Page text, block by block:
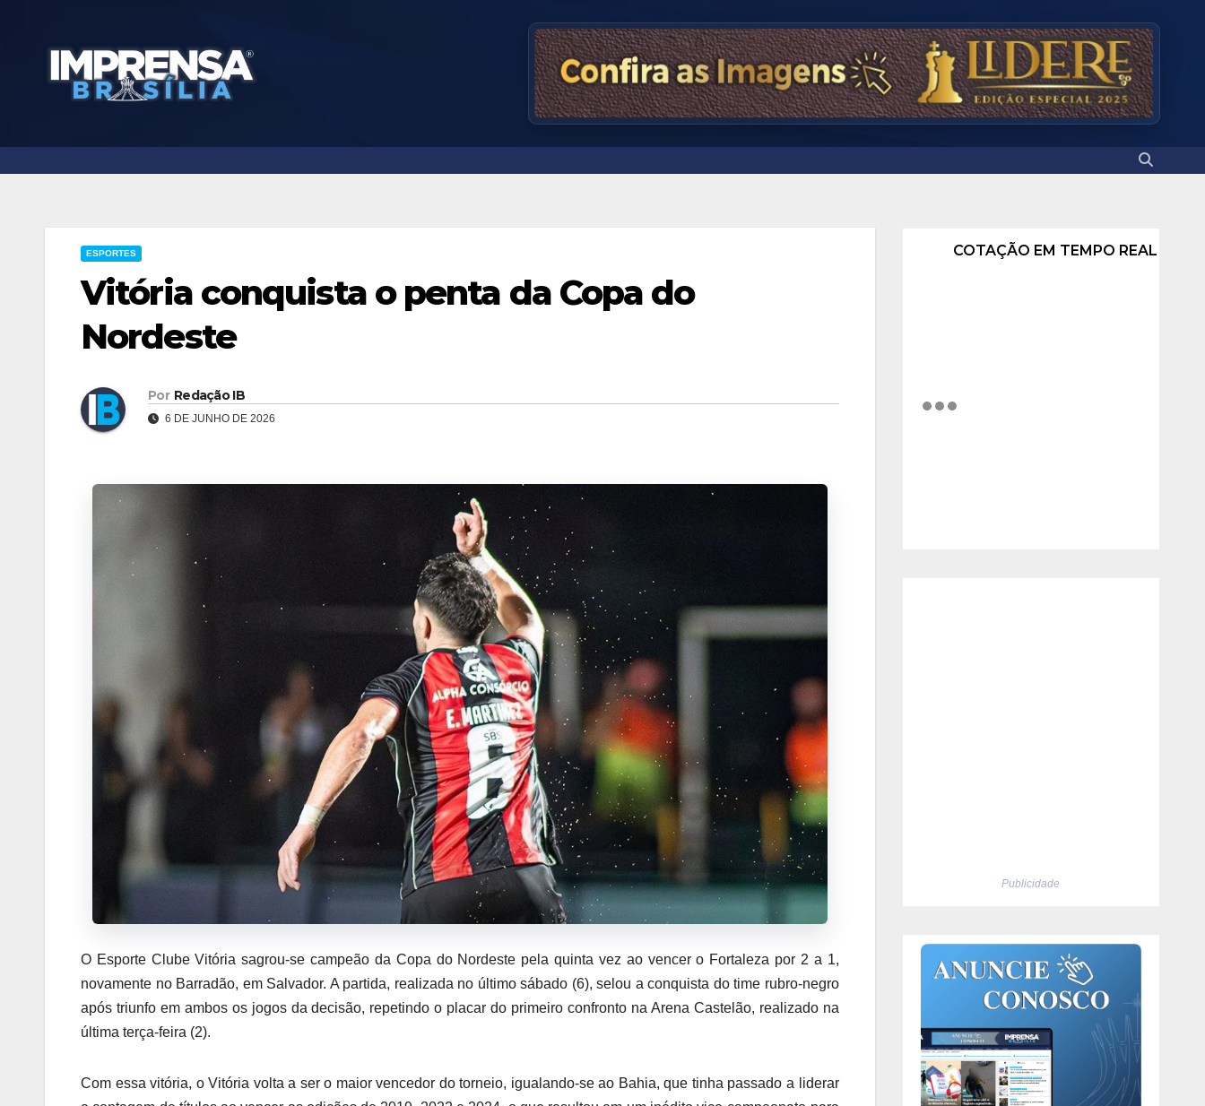
ESPORTES
Vitória conquista o penta da Copa do
Nordeste
Por Redação IB
6 DE JUNHO DE 2026
O Esporte Clube Vitória sagrou-se campeão da Copa do Nordeste pela quinta vez ao vencer o Fortaleza por 2 a 1,
novamente no Barradão, em Salvador. A partida, realizada no último sábado (6), selou a conquista do time rubro-negro
após triunfo em ambos os jogos da decisão, repetindo o placar do primeiro confronto na Arena Castelão, realizado na
última terça-feira (2).
Com essa vitória, o Vitória volta a ser o maior vencedor do torneio, igualando-se ao Bahia, que tinha passado a liderar
COTAÇÃO EM TEMPO REAL
Publicidade